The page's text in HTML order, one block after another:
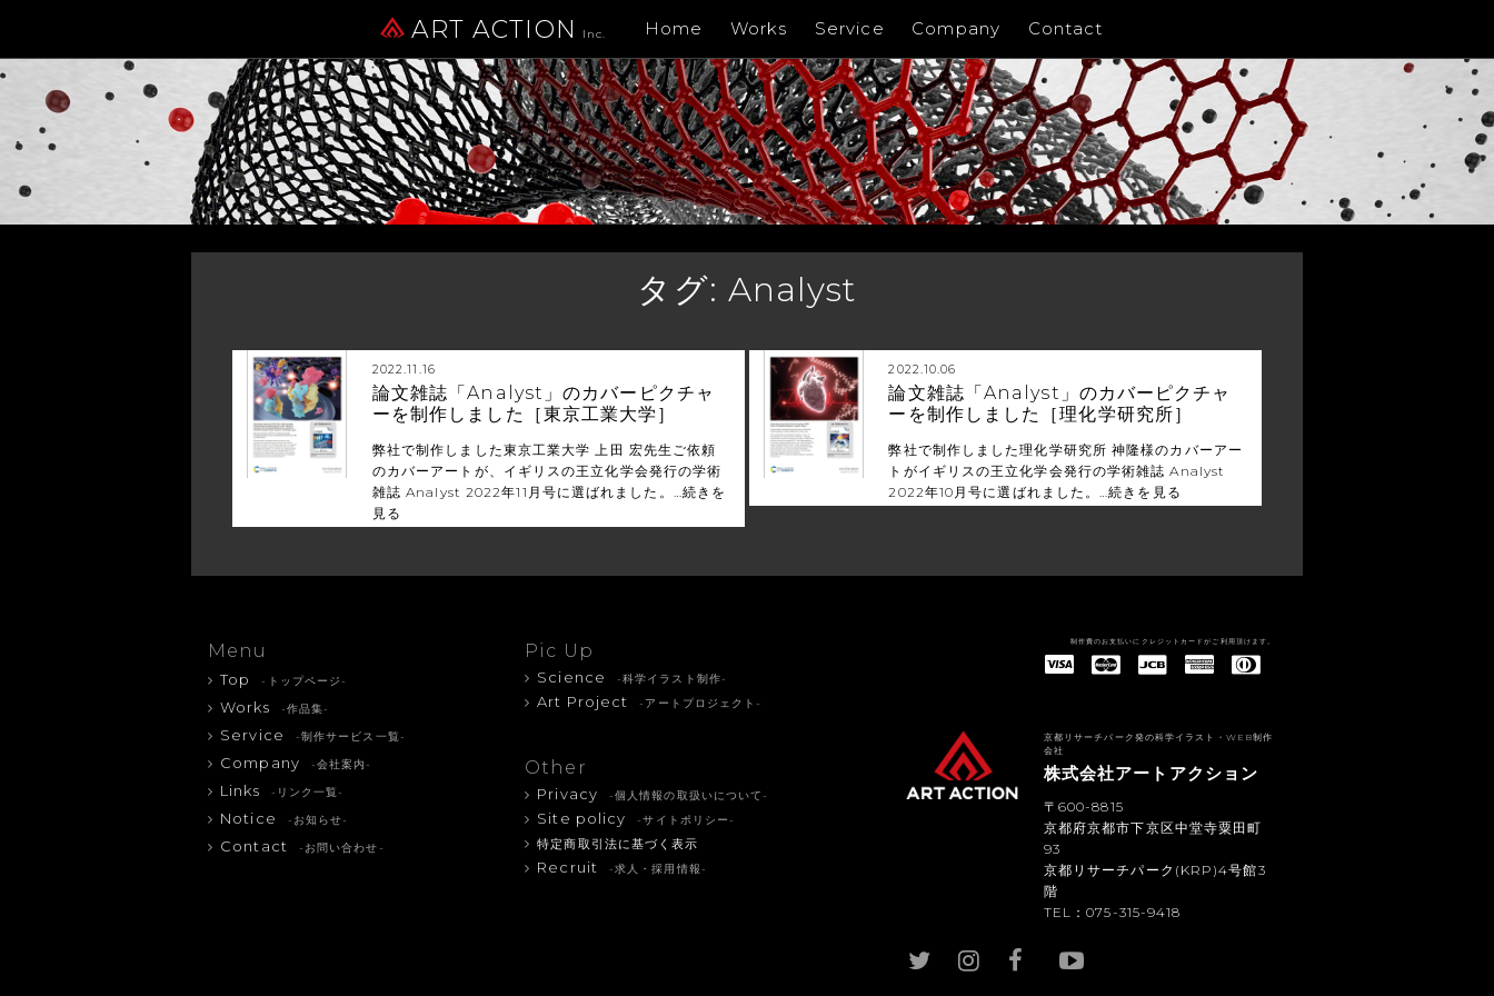
ART ACTION Inc. Home Works Service Company Contact
タグ: Analyst
2022.11.16
論文雑誌「Analyst」のカバーピクチャ
ーを制作しました［東京工業大学］
弊社で制作しました東京工業大学 上田 宏先生ご依頼
のカバーアートが、イギリスの王立化学会発行の学術
雑誌 Analyst 2022年11月号に選ばれました。…続きを
見る
2022.10.06
論文雑誌「Analyst」のカバーピクチャ
ーを制作しました［理化学研究所］
弊社で制作しました理化学研究所 神隆様のカバーアー
トがイギリスの王立化学会発行の学術雑誌 Analyst
2022年10月号に選ばれました。…続きを見る
Menu
Top -トップページ-
Works -作品集-
Service -制作サービス一覧-
Company -会社案内-
Links -リンク一覧-
Notice -お知らせ-
Contact -お問い合わせ-
Pic Up
Science -科学イラスト制作-
Art Project -アートプロジェクト-
Other
Privacy -個人情報の取扱いについて-
Site policy
-サイトポリシー-
特定商取引法に基づく表示
Recruit -求人・採用情報-
制作費のお支払いにクレジットカードがご利用頂けます。
京都リサーチパーク発の科学イラスト・WEB制作
会社
株式会社アートアクション
〒600-8815
京都府京都市下京区中堂寺粟田町
93
京都リサーチパーク(KRP)4号館3
階
TEL：075-315-9418